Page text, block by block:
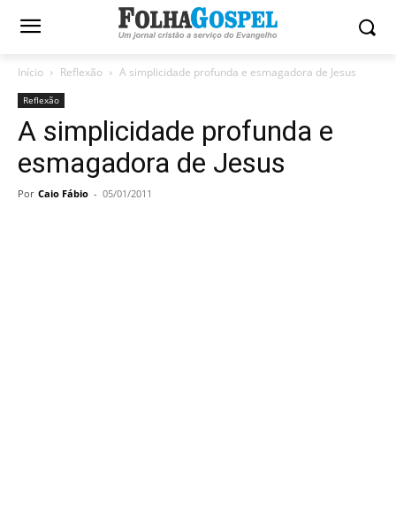
Início Reflexão A simplicidade profunda e esmagadora de Jesus
Reflexão
A simplicidade profunda e
esmagadora de Jesus
Por Caio Fábio - 05/01/2011